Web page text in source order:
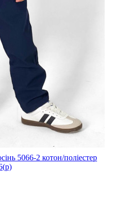
5066-2 котон/поліестер